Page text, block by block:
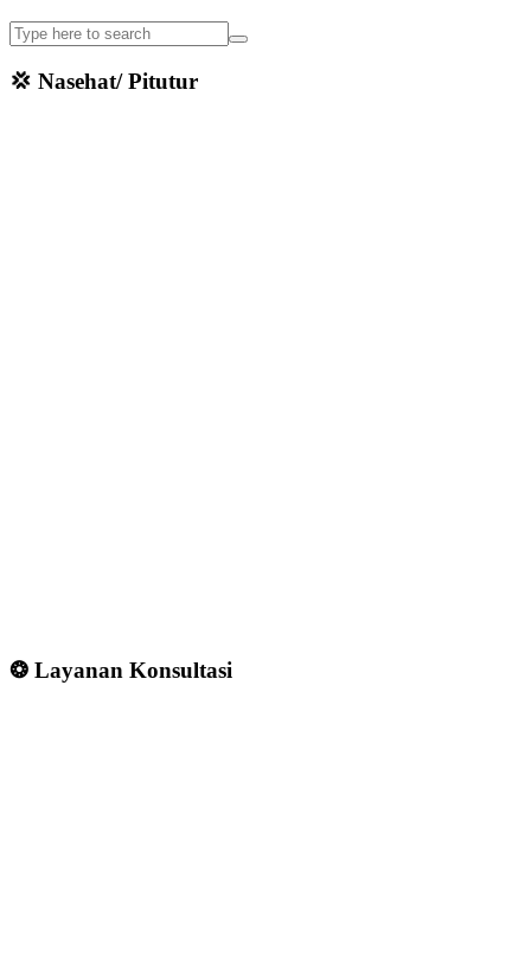
💢 Nasehat/ Pitutur
❂ Layanan Konsultasi